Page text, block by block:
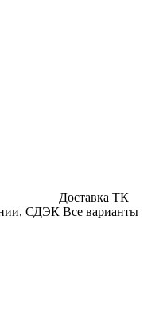
Доставка ТК
СДЭК Все варианты